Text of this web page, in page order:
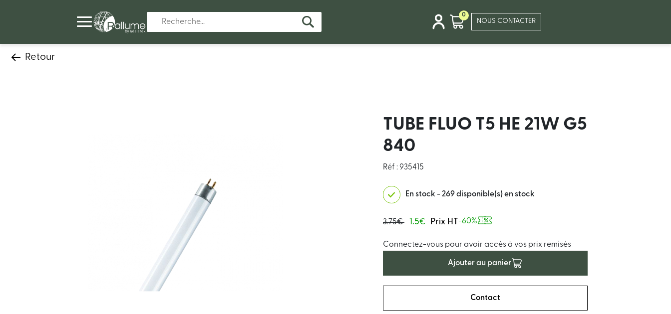
0
NOUS CONTACTER
Retour
TUBE FLUO T5 HE 21W G5
840
Réf : 935415
En stock - 269 disponible(s) en stock
3.75€ 1.5€ Prix HT-60%
Connectez-vous pour avoir accès à vos prix remisés
Ajouter au panier
Contact